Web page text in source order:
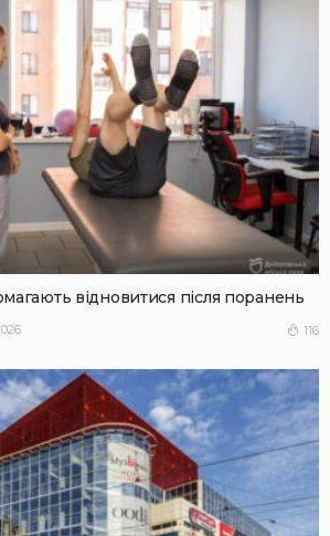
відновитися після поранень
116